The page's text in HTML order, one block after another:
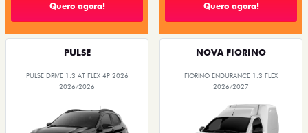
Quero agora! Quero agora!
PULSE
PULSE DRIVE 1.3 AT FLEX 4P 2026
2026/2026
NOVA FIORINO
FIORINO ENDURANCE 1.3 FLEX
2026/2027